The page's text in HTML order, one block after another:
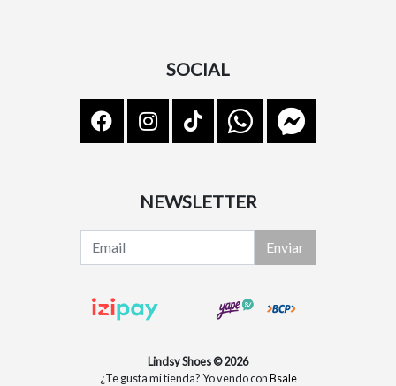
SOCIAL
NEWSLETTER
Enviar
Lindsy Shoes © 2026
¿Te gusta mi tienda? Yo vendo conBsale